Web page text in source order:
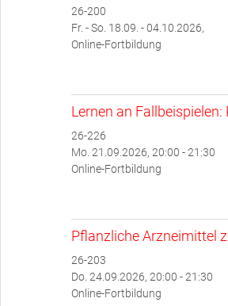
26-200
Fr. - So. 18.09. - 04.10.2026,
Online-Fortbildung
Lernen an
26-226
Mo. 21.09.2026, 20:00 - 21:30
Online-Fortbildung
Pflanzliche Arzneimittel
26-203
Do. 24.09.2026, 20:00 - 21:30
Online-Fortbildung